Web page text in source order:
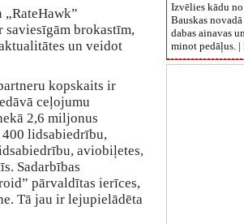
saviesīgām brokastīm,
un veidot
kopskaits ir
ceļojumu
2,6 miljonus
lidsabiedrību,
aviobiļetes,
Sadarbības
pārvaldītas ierīces,
Tā jau ir lejupielādēta
Izvēlies kādu
Bauskas
dabas ainavas
minot pedāļus. |